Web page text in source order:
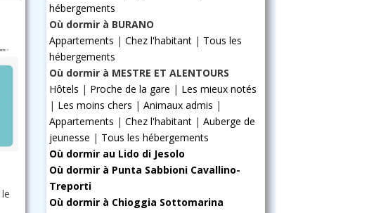
hébergements
Où dormir à BURANO
Appartements | Chez l'habitant| Tous les
hébergements
Où dormir à MESTRE ET ALENTOURS
Hôtels | Proche de la gare | Les mieux notés
| Les moins chers | Animaux admis |
Appartements | Chez l'habitant| Auberge de
jeunesse | Tous les hébergements
Où dormir au Lido di Jesolo
Où dormir à Punta Sabbioni Cavallino-
Treporti
Où dormir à Chioggia Sottomarina